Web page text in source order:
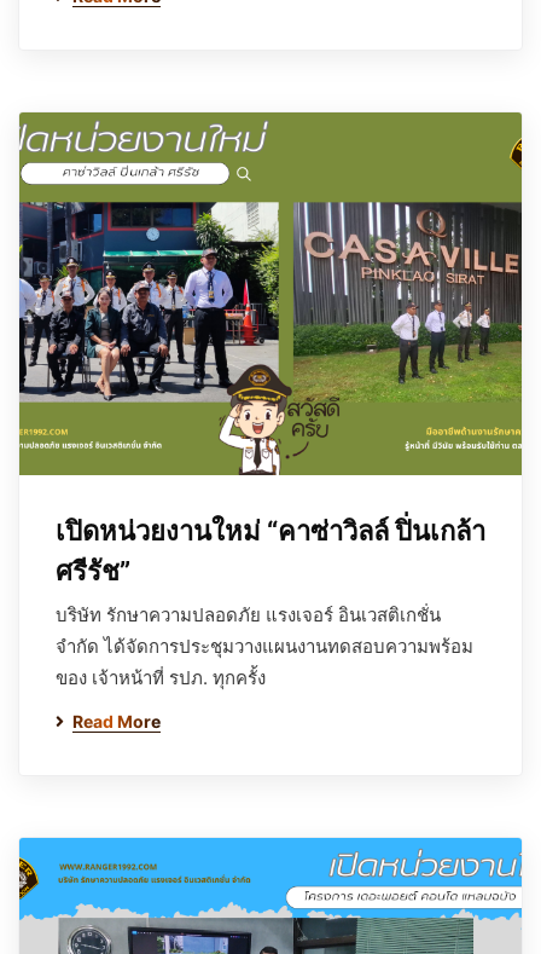
เปิดหน่วยงานใหม่ “คาซ่าวิลล์ ปิ่นเกล้า
ศรีรัช”
บริษัท รักษาความปลอดภัย แรงเจอร์ อินเวสติเกชั่น
จำกัด ได้จัดการประชุมวางแผนงานทดสอบความพร้อม
ของ เจ้าหน้าที่ รปภ. ทุกครั้ง
Read More